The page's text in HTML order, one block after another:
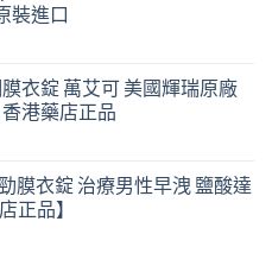
裝進口
衣錠 萬艾可 美國輝瑞原廠
港藥店正品
膜衣錠 治療男性早洩 鹽酸達
正品】